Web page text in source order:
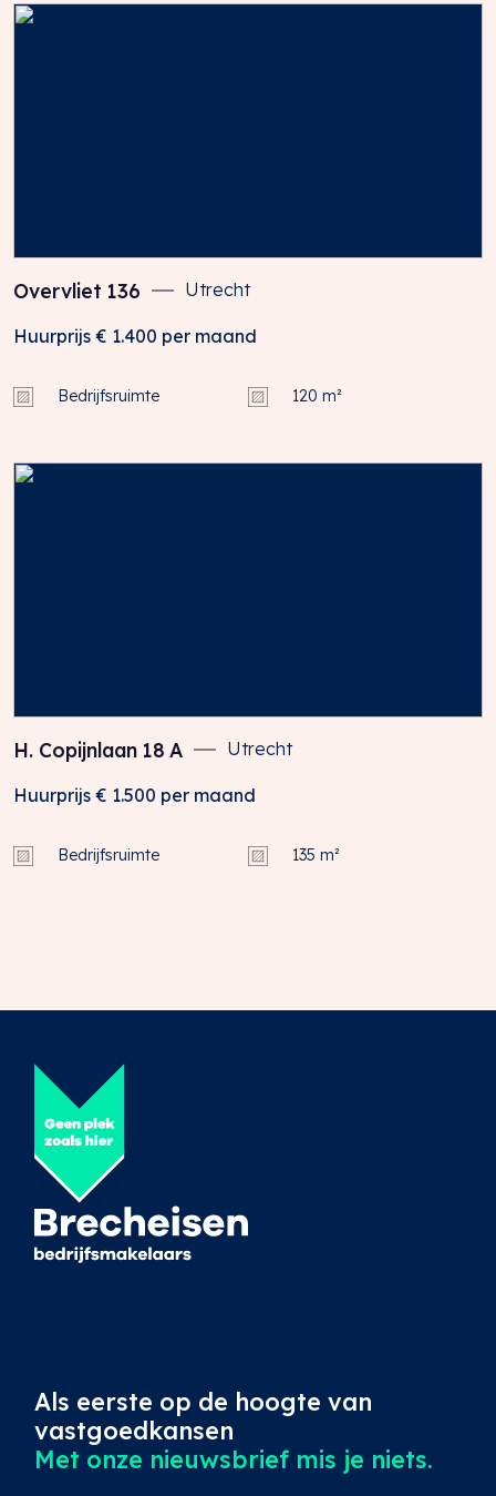
3581 CM UTRECHT
Overvliet 136 Utrecht
Huurprijs € 1.400 per maand
Bedrijfsruimte 120 m²
H. Copijnlaan 18 A Utrecht
Huurprijs € 1.500 per maand
Bedrijfsruimte 135 m²
Als eerste op de hoogte van
vastgoedkansen
Met onze nieuwsbrief mis je niets.